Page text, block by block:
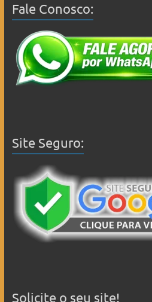
Fale Conosco:
Site Seguro:
Solicite o seu site!